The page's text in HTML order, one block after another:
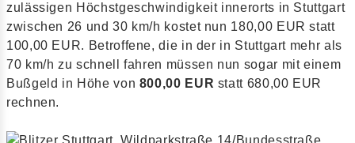
zulässigen Höchstgeschwindigkeit innerorts in Stuttgart
zwischen 26 und 30 km/h kostet nun 180,00 EUR statt
100,00 EUR. Betroffene, die in der in Stuttgart mehr als
70 km/h zu schnell fahren müssen nun sogar mit einem
Bußgeld in Höhe von 800,00 EUR statt 680,00 EUR
rechnen.